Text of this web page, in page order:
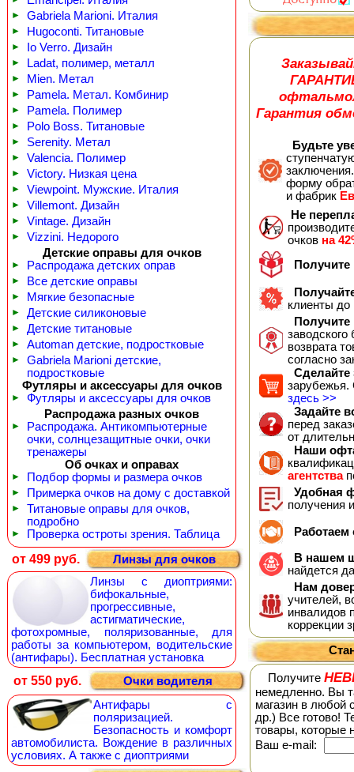
► Gabriela Marioni. Италия
► Hugoconti. Титановые
► Io Verro. Дизайн
► Ladat, полимер, металл
► Mien. Метал
► Pamela. Метал. Комбинир
► Pamela. Полимер
► Polo Boss. Титановые
► Serenity. Метал
► Valencia. Полимер
► Victory. Низкая цена
► Viewpoint. Мужские. Италия
► Villemont. Дизайн
► Vintage. Дизайн
►
Vizzini. Недорого
Детские оправы для очков
► Распродажа детских оправ
► Все детские оправы
► Мягкие безопасные
► Детские силиконовые
► Детские титановые
► Automan детские, подростковые
►
Gabriela Marioni детские,
подростковые
Футляры и аксессуары для очков
►
Футляры и аксессуары для очков
Распродажа разных очков
►
Распродажа. Антикомпьютерные
очки, солнцезащитные очки, очки
тренажеры
Об очках и оправах
► Подбор формы и размера очков
► Примерка очков на дому с доставкой
►
Титановые оправы для очков,
подробно
► Проверка остроты зрения. Таблица
от 499 руб.
Линзы для очков
Линзы с диоптриями:
бифокальные,
прогрессивные,
астигматические,
фотохромные, поляризованные, для
работы за компьютером, водительские
(антифары). Бесплатная установка
от 550 руб.
Очки водителя
Антифары с
поляризацией.
Безопасность и комфорт
автомобилиста. Вождение в различных
условиях. А также с диоптриями
Гарантия
Будьте
форму
и фабрик
Не
очков на
Получите
клиенты до
Получите
возврата
согласно
Сделайте
зарубежья.
здесь >>
Задайте
перед
от
Наши
агентства
Удобная
получения
Работаем
В нашем
найдется
Нам
учителей,
инвалидов
коррекции
Получите
немедленно. Вы
магазин в любой
др.) Все готово!
товары, которые
Ваш е-mail: